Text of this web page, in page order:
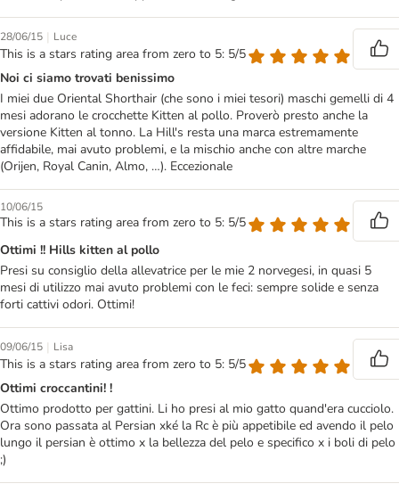
28/06/15 | Luce
This is a stars rating area from zero to 5: 5/5
Noi ci siamo trovati benissimo
I miei due Oriental Shorthair (che sono i miei tesori) maschi gemelli di 4
mesi adorano le crocchette Kitten al pollo. Proverò presto anche la
versione Kitten al tonno. La Hill's resta una marca estremamente
affidabile, mai avuto problemi, e la mischio anche con altre marche
(Orijen, Royal Canin, Almo, …). Eccezionale
10/06/15
This is a stars rating area from zero to 5: 5/5
Ottimi !! Hills kitten al pollo
Presi su consiglio della allevatrice per le mie 2 norvegesi, in quasi 5
mesi di utilizzo mai avuto problemi con le feci: sempre solide e senza
forti cattivi odori. Ottimi!
09/06/15 | Lisa
This is a stars rating area from zero to 5: 5/5
Ottimi croccantini! !
Ottimo prodotto per gattini. Li ho presi al mio gatto quand'era cucciolo.
Ora sono passata al Persian xké la Rc è più appetibile ed avendo il pelo
lungo il persian è ottimo x la bellezza del pelo e specifico x i boli di pelo
;)